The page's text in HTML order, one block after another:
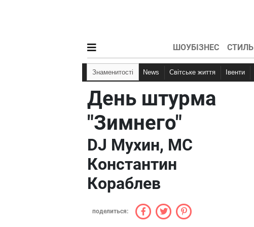
ШОУБІЗНЕС СТИЛЬ
Знаменитості News Світське життя Івенти
День штурма
"Зимнего"
DJ Мухин, МС
Константин
Кораблев
поделиться: